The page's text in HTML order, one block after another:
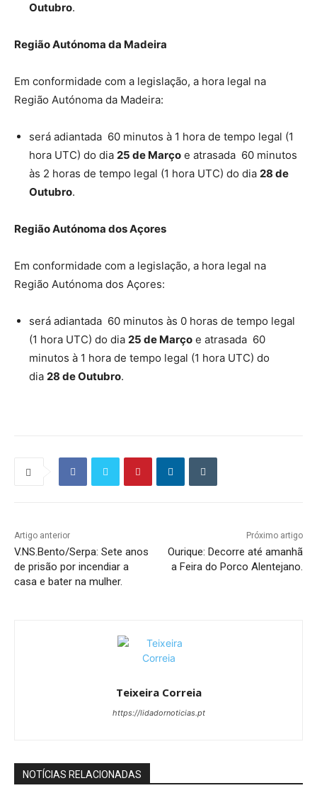
Outubro.
Região Autónoma da Madeira
Em conformidade com a legislação, a hora legal na
Região Autónoma da Madeira:
será adiantada 60 minutos à 1 hora de tempo legal (1
hora UTC) do dia 25 de Março e atrasada 60 minutos
às 2 horas de tempo legal (1 hora UTC) do dia 28 de
Outubro.
Região Autónoma dos Açores
Em conformidade com a legislação, a hora legal na
Região Autónoma dos Açores:
será adiantada 60 minutos às 0 horas de tempo legal
(1 hora UTC) do dia 25 de Março e atrasada 60
minutos à 1 hora de tempo legal (1 hora UTC) do
dia 28 de Outubro.
Artigo anterior
V.NS.Bento/Serpa: Sete anos
de prisão por incendiar a
casa e bater na mulher.
Próximo artigo
Ourique: Decorre até amanhã
a Feira do Porco Alentejano.
Teixeira Correia
https://lidadornoticias.pt
NOTÍCIAS RELACIONADAS